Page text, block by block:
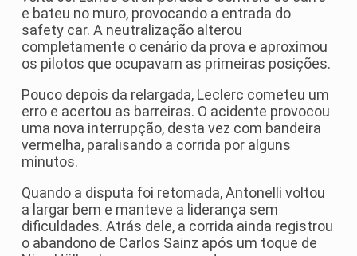
e bateu no muro, provocando a entrada do
safety car. A neutralização alterou
completamente o cenário da prova e aproximou
os pilotos que ocupavam as primeiras posições.
Pouco depois da relargada, Leclerc cometeu um
erro e acertou as barreiras. O acidente provocou
uma nova interrupção, desta vez com bandeira
vermelha, paralisando a corrida por alguns
minutos.
Quando a disputa foi retomada, Antonelli voltou
a largar bem e manteve a liderança sem
dificuldades. Atrás dele, a corrida ainda registrou
o abandono de Carlos Sainz após um toque de